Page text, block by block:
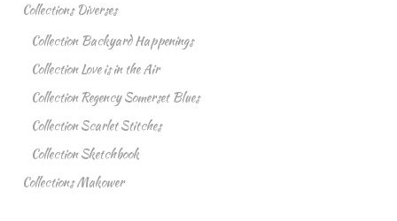
Collections Diverses
Collection Backyard Happenings
Collection Love is in the Air
Collection Regency Somerset Blues
Collection Scarlet Stitches
Collection Sketchbook
Collections Makower